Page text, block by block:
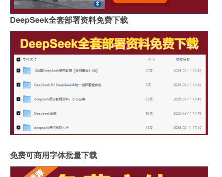
DeepSeek全套部署资料免费下载
免费可商用字体批量下载